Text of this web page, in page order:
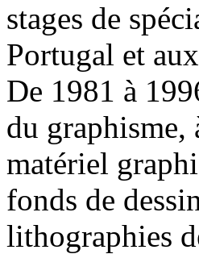
stages de
Portugal et
De 1981 à
du graphisme,
matériel
fonds de
lithographies